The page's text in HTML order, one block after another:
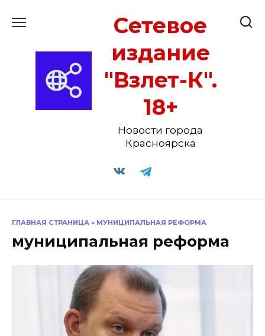
Сетевое
издание
"Взлет-К".
18+
Новости города
Красноярска
ГЛАВНАЯ СТРАНИЦА » МУНИЦИПАЛЬНАЯ РЕФОРМА
муниципальная реформа